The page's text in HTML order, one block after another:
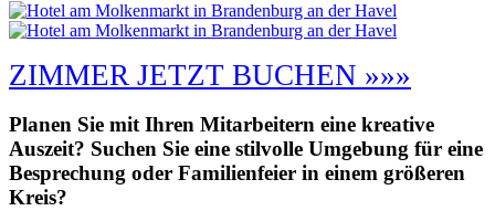
ZIMMER JETZT BUCHEN »»»
Planen Sie mit Ihren Mitarbeitern eine kreative
Auszeit? Suchen Sie eine stilvolle Umgebung für eine
Besprechung oder Familienfeier in einem größeren
Kreis?